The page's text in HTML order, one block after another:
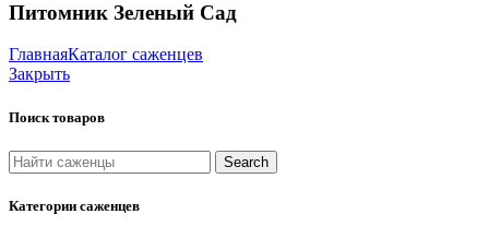
Питомник Зеленый Сад
ГлавнаяКаталог саженцев
Закрыть
Поиск товаров
Search
Категории саженцев